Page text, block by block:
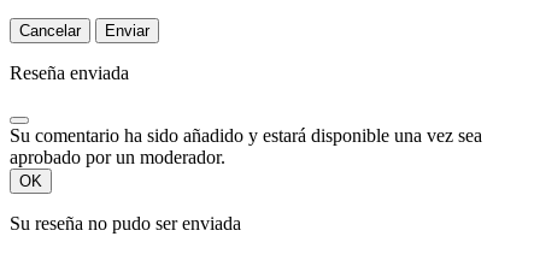
Cancelar Enviar
Reseña enviada
Su comentario ha sido añadido y estará disponible una vez sea
aprobado por un moderador.
OK
Su reseña no pudo ser enviada